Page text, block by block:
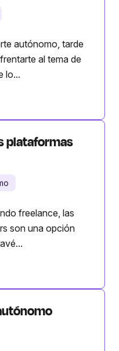
autónomo, tarde
al tema de
lo...
plataformas
freelance, las
son una opción